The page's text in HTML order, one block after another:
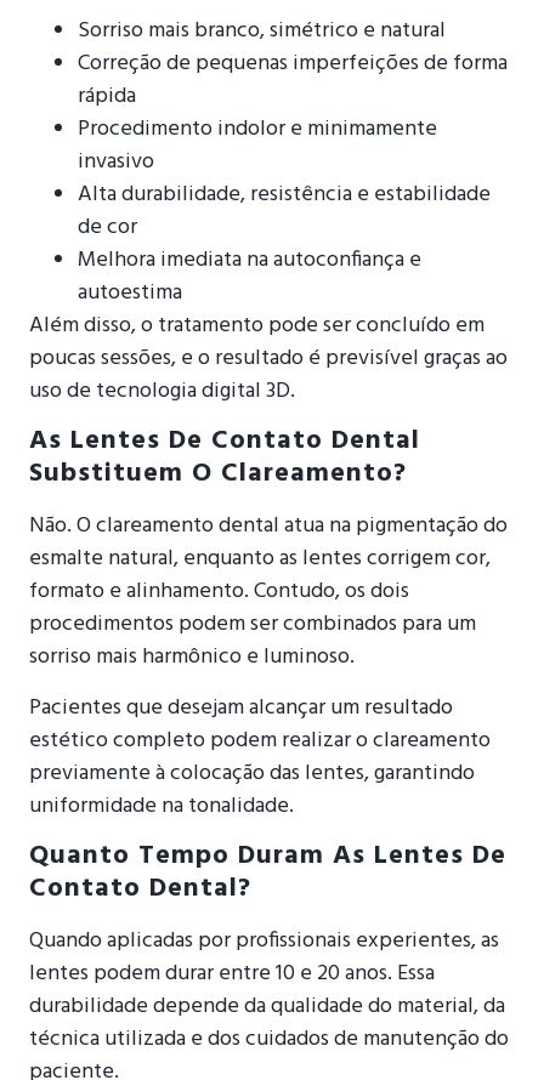
Sorriso mais branco, simétrico e natural
Correção de pequenas imperfeições de forma
rápida
Procedimento indolor e minimamente
invasivo
Alta durabilidade, resistência e estabilidade
de cor
Melhora imediata na autoconfiança e
autoestima
Além disso, o tratamento pode ser concluído em
poucas sessões, e o resultado é previsível graças ao
uso de tecnologia digital 3D.
As Lentes De Contato Dental
Substituem O Clareamento?
Não. O clareamento dental atua na pigmentação do
esmalte natural, enquanto as lentes corrigem cor,
formato e alinhamento. Contudo, os dois
procedimentos podem ser combinados para um
sorriso mais harmônico e luminoso.
Pacientes que desejam alcançar um resultado
estético completo podem realizar o clareamento
previamente à colocação das lentes, garantindo
uniformidade na tonalidade.
Quanto Tempo Duram As Lentes De
Contato Dental?
Quando aplicadas por profissionais experientes, as
lentes podem durar entre 10 e 20 anos. Essa
durabilidade depende da qualidade do material, da
técnica utilizada e dos cuidados de manutenção do
paciente.